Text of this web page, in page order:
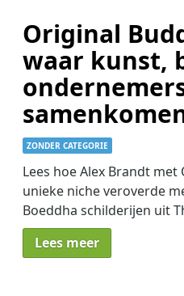
Original
waar kunst,
ZONDER CATEGORIE
Lees hoe Alex Brandt
unieke niche veroverde
Boeddha schilderijen uit
Lees meer